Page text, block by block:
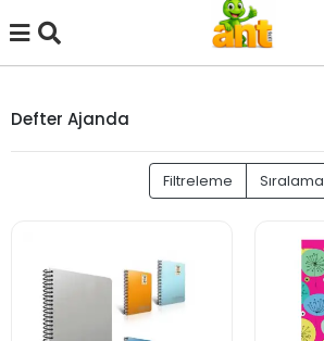
Defter Ajanda
Filtreleme Sıralama